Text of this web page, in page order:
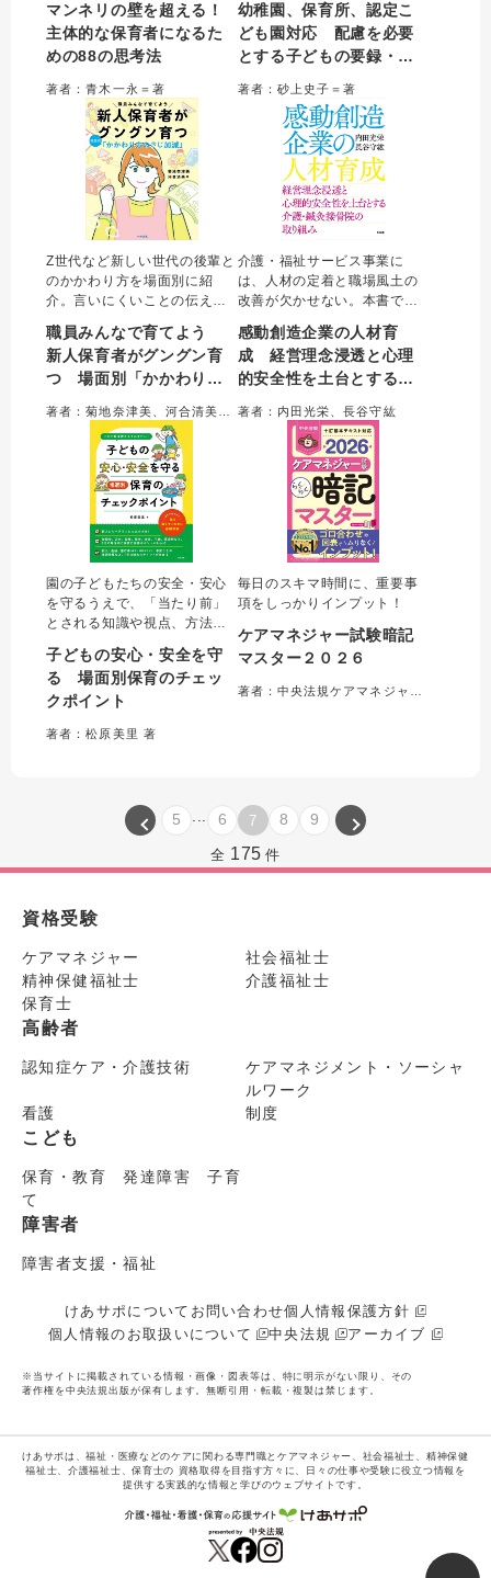
を上げる」「保育と子育ての
違い」など、ワンランク上の
保育者として身につけたい88
を見開き頁で解説し、すきま
時間に読み進められる。
マンネリの壁を超える！
主体的な保育者になるた
めの88の思考法
著者：青木一永＝著
や小学校での活用事例も取り
上げ、要録・就学支援シート
に関する疑問は最初から最後
ができる。
幼稚園、保育所、認定こ
ども園対応 配慮を必要
とする子どもの要録・就
イド
著者：砂上史子＝著
Z世代など新しい世代の後輩と
のかかわり方を場面別に紹
介。言いにくいことの伝え方
梅の関係づくりが学べる。主
任だけでなく全職員が育成を
意識するきっかけとなる実用
職員みんなで育てよう
新人保育者がグングン育
つ 場面別「かかわり方
のさじ加減」
介護・福祉サービス事業に
は、人材の定着と職場風土の
改善が欠かせない。本書で
する栄光会の取り組みから、
良好な人間関係と組織の高い
成果を両立して経営理念を実
ーの成長事例を紹介。
感動創造企業の人材育
成 経営理念浸透と心理
的安全性を土台とする介
み
著者：内田光栄、長谷守紘
園の子どもたちの安全・安心
を守るうえで、「当たり前」
とされる知識や視点、方法が
することはなかなか難しい。
本書ではそれらのベテランの
知見や「当たり前」を可視化
れに沿って「Why」「How」
子どもの安心・安全を守
る 場面別保育のチェッ
クポイント
著者：松原美里 著
毎日のスキマ時間に、重要事
項をしっかりインプット！
ケアマネジャー試験暗記
マスター２０２６
5 6 7 8 9
全 175 件
資格受験
ケアマネジャー
社会福祉士
精神保健福祉士
介護福祉士
保育士
高齢者
認知症ケア・介護技術
ケアマネジメント・ソーシャ
ルワーク
看護
制度
こども
保育・教育 発達障害 子育
て
障害者
障害者支援・福祉
けあサポについて お問い合わせ個人情報保護方針
個人情報のお取扱いについて
中央法規 アーカイブ
※当サイトに掲載されている情報・画像・図表等は、特に明示がない限り、その
著作権を中央法規出版が保有します。無断引用・転載・複製は禁じます。
けあサポは、福祉・医療などのケアに関わる専門職とケアマネジャー、社会福祉士、精神保健
福祉士、介護福祉士、保育士の 資格取得を目指す方々に、日々の仕事や受験に役立つ情報を
提供する実践的な情報と学びのウェブサイトです。